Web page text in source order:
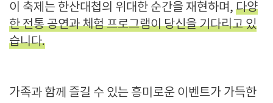
이 축제는 한산대첩의 위대한 순간을 재현하며, 다양
한 전통 공연과 체험 프로그램이 당신을 기다리고 있
습니다.
가족과 함께 즐길 수 있는 흥미로운 이벤트가 가득한